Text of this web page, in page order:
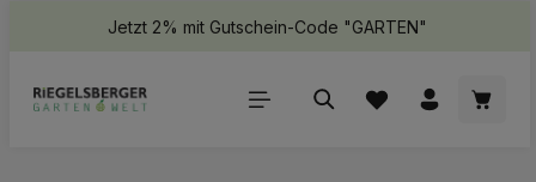
springenJetzt 2% mit Gutschein-Code "GARTEN"